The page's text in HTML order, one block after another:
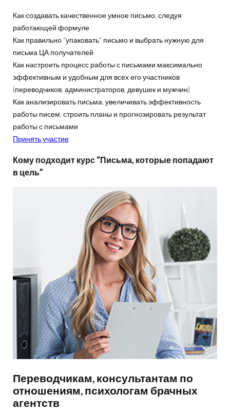
Как создавать качественное умное письмо, следуя
работающей формуле
Как правильно “упаковать” письмо и выбрать нужную для
письма ЦА получателей
Как настроить процесс работы с письмами максимально
эффективным и удобным для всех его участников
(переводчиков, администраторов, девушек и мужчин)
Как анализировать письма, увеличивать эффективность
работы писем, строить планы и прогнозировать результат
работы с письмами
Принять участие
Кому подходит курс “Письма, которые попадают
в цель”
Переводчикам, консультантам по
отношениям, психологам брачных
агентств